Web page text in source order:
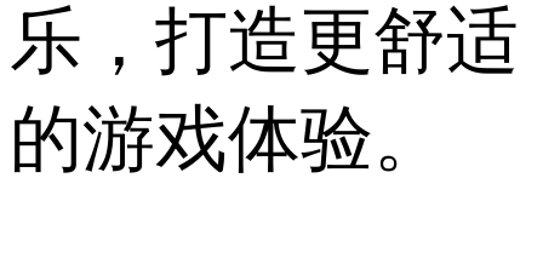
乐，打造更舒适
的游戏体验。